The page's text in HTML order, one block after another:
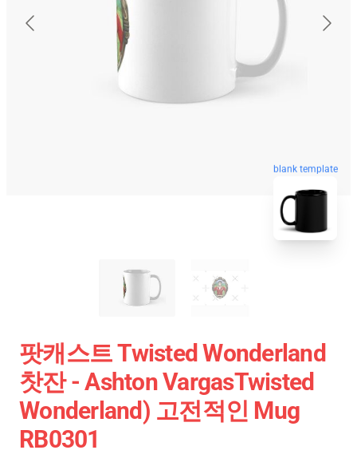
blank template
팟캐스트 Twisted Wonderland
찻잔 - Ashton VargasTwisted
Wonderland) 고전적인 Mug
RB0301